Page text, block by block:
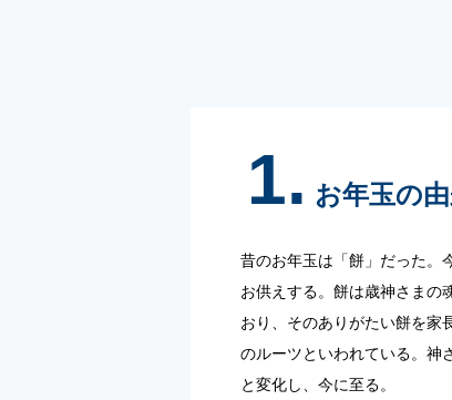
1. お年玉の
昔のお年玉は「餅」だった。
お供えする。餅は歳神さまの
おり、そのありがたい餅を家
のルーツといわれている。神
と変化し、今に至る。